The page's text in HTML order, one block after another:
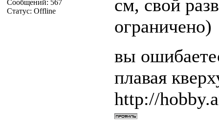
Сообщений: 567
Статус: Offline
см, свой
ограничено)
вы
плавая
http://